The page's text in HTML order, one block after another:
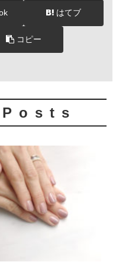
はてブ
コピー